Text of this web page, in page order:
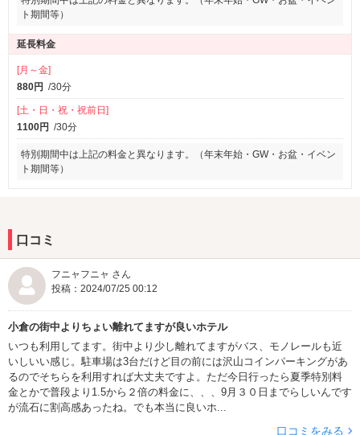
ト期間等）
延長料金
[月～金]
880円 /30分
[土・日・祝・祝前日]
1100円 /30分
特別期間中は上記の料金と異なります。（年末年始・GW・お盆・イベン
ト期間等）
口コミ
フニャフニャ さん
投稿：2024/07/25 00:12
小倉の街中よりちょい離れてますが良いホテル
いつも利用してます。街中より少し離れてますがバス、モノレールも近
いしいい感じ。駐車場は3台だけど目の前には沢山コインパーキングがあ
るのでそちらを利用すれば大丈夫ですよ。ただ今日行ったら夏季特別料
金とかで普段より1.5から２倍の料金に、、、9月３０日までらしいんです
が流石に割高感あったね。でも本当に良いホ...
口コミをみる